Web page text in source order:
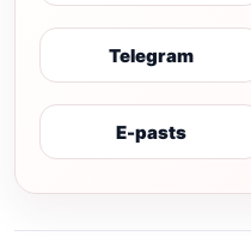
Telegram
E-pasts